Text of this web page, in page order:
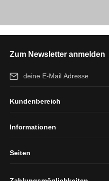
Zum Newsletter anmelden
E-Mail-Adresse*
und dieAGBgelesen und bin mit
Kundenbereich
Informationen
Seiten